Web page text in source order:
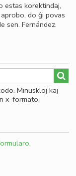
estas korektindaj,
do ĝi povas
sen. Fernández.
Minuskloj kaj
x-formato.
.